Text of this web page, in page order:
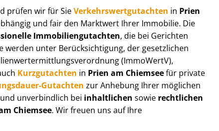
prüfen wir für SieVer­kehrs­wert­gut­ach­ten in Prien
und fair den Marktwert Ihrer Immobilie. Die
Im­mo­bi­li­en­gut­ach­ten, die bei Gerichten
unter Be­rück­sich­ti­gung, der gesetzlichen
(ImmoWertV),
Kurzgutachten in Prien am Chiemseefür private
Gutachten zur Anhebung Ihrer möglichen
unverbindlich bei inhaltlichen sowie rechtlichen
Chiemsee. Wir freuen uns auf Ihre